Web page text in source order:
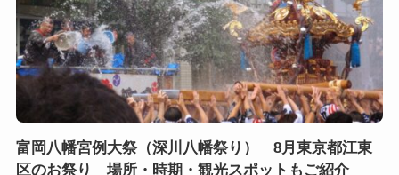
富岡八幡宮例大祭（深川八幡祭り） 8月東京都江東
区のお祭り 場所・時期・観光スポットもご紹介